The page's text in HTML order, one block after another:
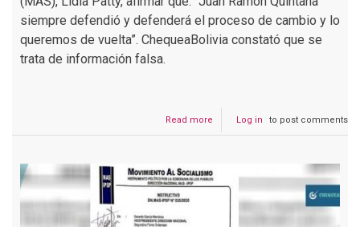
siempre defendió y defenderá el proceso de cambio y lo
queremos de vuelta”. ChequeaBolivia constató que se
trata de información falsa.
Read more
Lidia
que
Log in to post comments